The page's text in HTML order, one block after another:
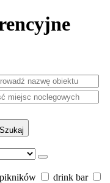
Szukaj
drink bar